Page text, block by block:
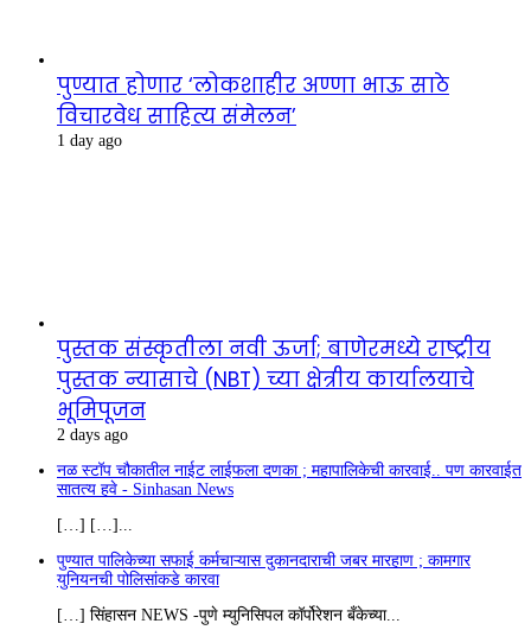
पुण्यात होणार ‘लोकशाहीर अण्णा भाऊ साठे
विचारवेध साहित्य संमेलन’
1 day ago
पुस्तक संस्कृतीला नवी ऊर्जा; बाणेरमध्ये राष्ट्रीय
पुस्तक न्यासाचे (NBT) च्या क्षेत्रीय कार्यालयाचे
भूमिपूजन
2 days ago
नळ स्टॉप चौकातील नाईट लाईफला दणका ; महापालिकेची कारवाई.. पण कारवाईत
सातत्य हवे - Sinhasan News
[…] […]...
पुण्यात पालिकेच्या सफाई कर्मचाऱ्यास दुकानदाराची जबर मारहाण ; कामगार
युनियनची पोलिसांकडे कारवा
[…] सिंहासन NEWS -पुणे म्युनिसिपल कॉर्पोरेशन बँकेच्या...